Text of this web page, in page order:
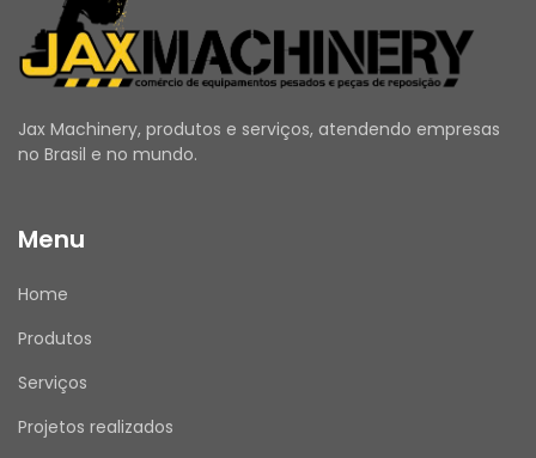
ATENDIMENTO
Nosso horário de atendimento é de segunda a
sexta, das 08h00 às 17h30. Mensagens
enviadas fora desse horário serão respondidas
no próximo dia útil.
de excelência.
Jax Machinery, produtos e serviços, atendendo empresas
no Brasil e no mundo.
Menu
Home
Produtos
Serviços
Projetos realizados